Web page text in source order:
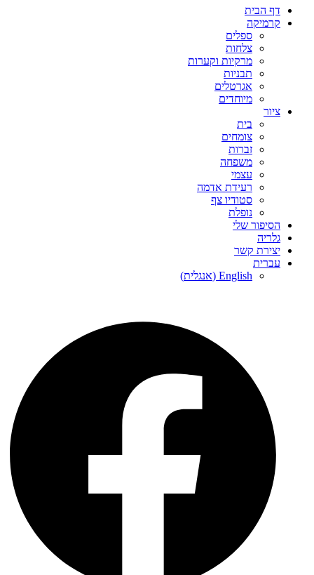
דף הבית
קרמיקה
ספלים
צלחות
מרקיות וקערות
תבניות
אגרטלים
מיוחדים
ציור
בית
צומחים
זברות
משפחה
עצמי
רעידת אדמה
סטודיו צף
נופלת
הסיפור שלי
גלריה
יצירת קשר
עברית
English
(אנגלית)